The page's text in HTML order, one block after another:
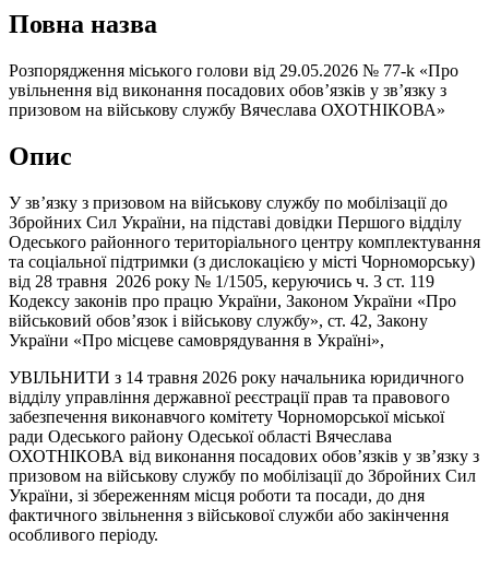
Повна назва
Розпорядження міського голови від 29.05.2026 № 77-k «Про
увільнення від виконання посадових обов’язків у зв’язку з
призовом на військову службу Вячеслава ОХОТНІКОВА»
Опис
У зв’язку з призовом на військову службу по мобілізації до
Збройних Сил України, на підставі довідки Першого відділу
Одеського районного територіального центру комплектування
та соціальної підтримки (з дислокацією у місті Чорноморську)
від 28 травня 2026 року № 1/1505, керуючись ч. 3 ст. 119
Кодексу законів про працю України, Законом України «Про
військовий обов’язок і військову службу», ст. 42, Закону
України «Про місцеве самоврядування в Україні»,
УВІЛЬНИТИ з 14 травня 2026 року начальника юридичного
відділу управління державної реєстрації прав та правового
забезпечення виконавчого комітету Чорноморської міської
ради Одеського району Одеської області Вячеслава
ОХОТНІКОВА від виконання посадових обов’язків у зв’язку з
призовом на військову службу по мобілізації до Збройних Сил
України, зі збереженням місця роботи та посади, до дня
фактичного звільнення з військової служби або закінчення
особливого періоду.